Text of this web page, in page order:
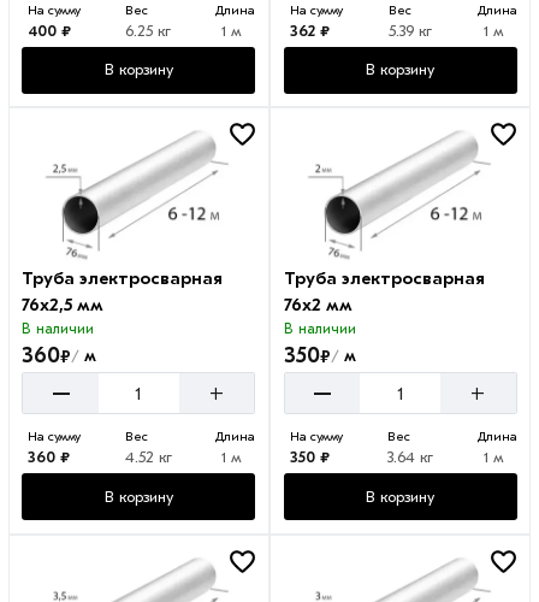
На сумму
400 ₽
Вес
6.25 кг
Длина
1 м
В корзину
На сумму
362 ₽
Вес
5.39 кг
Длина
1 м
В корзину
Труба электросварная
76х2,5 мм
В наличии
360₽/ м
– +
На сумму
360 ₽
Вес
4.52 кг
Длина
1 м
В корзину
Труба электросварная
76х2 мм
В наличии
350₽/м
– +
На сумму
350 ₽
Вес
3.64 кг
Длина
1 м
В корзину